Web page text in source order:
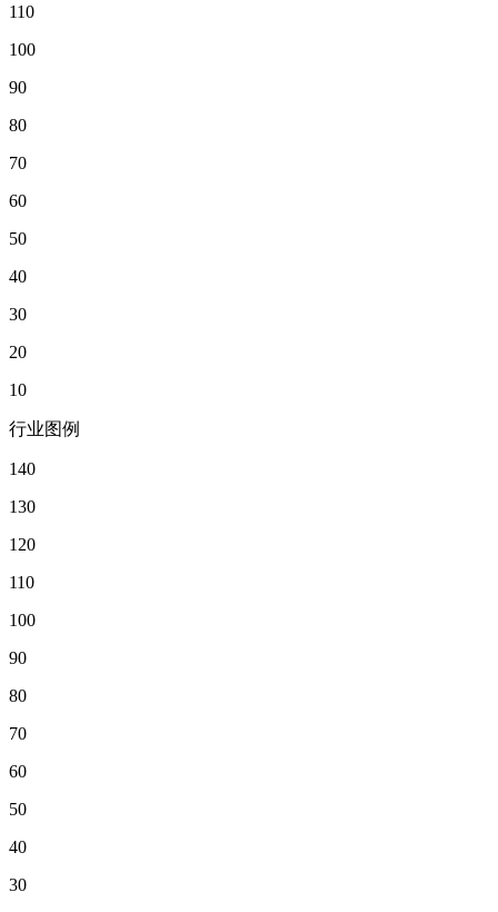
110
100
90
80
70
60
50
40
30
20
10
行业图例
140
130
120
110
100
90
80
70
60
50
40
30